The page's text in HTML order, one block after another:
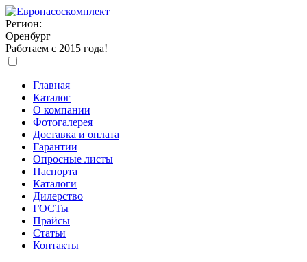
Регион:
Оренбург
Работаем с 2015 года!
Главная
Каталог
О компании
Фотогалерея
Доставка и оплата
Гарантии
Опросные листы
Паспорта
Каталоги
Дилерство
ГОСТы
Прайсы
Статьи
Контакты